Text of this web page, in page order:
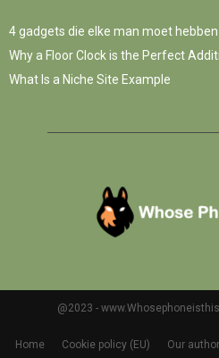
4 gadgets die elke man moet
Why a Floor Clock is the Perfect
What Is a Niche Site Example
@2023 -
Home Cookie policy (EU) Our